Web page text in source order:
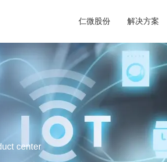
仁微股份 解决方案
center